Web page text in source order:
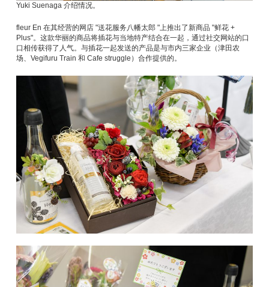
Yuki Suenaga 介绍情况。
fleur En 在其经营的网店 "送花服务八幡太郎 "上推出了新商品 "鲜花 +
Plus"。这款华丽的商品将插花与当地特产结合在一起，通过社交网站的口
口相传获得了人气。与插花一起发送的产品是与市内三家企业（津田农
场、Vegifuru Train 和 Cafe struggle）合作提供的。